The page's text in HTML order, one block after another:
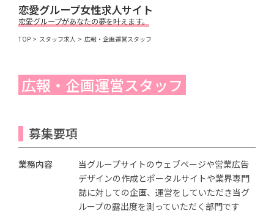
恋愛グループ女性求人サイト
恋愛グループがあなたの夢を叶えます。
TOP スタッフ求人 広報・企画運営スタッフ
広報・企画運営スタッフ
募集要項
業務内容
当グループサイトのウェブページや営業広告
デザインの作成とポータルサイトや業界専門
誌に対しての企画、運営をしていただき当グ
ループの露出度を測っていただく部門です